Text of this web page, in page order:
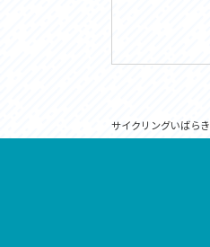
サイクリングいばらき